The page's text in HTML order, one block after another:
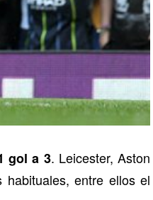
gol a 3. Leicester, Aston
entre ellos el